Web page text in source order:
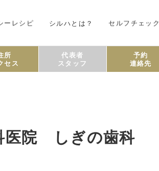
ーレシピ シルハとは？ セルフチェック
所
セス
代表者
スタッフ
予約
連絡先
医院 しぎの歯科